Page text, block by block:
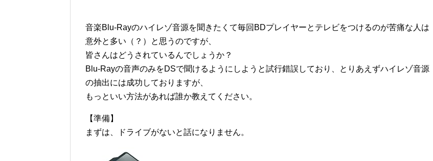
音楽Blu-Rayのハイレゾ音源を聞きたくて毎回BDプレイヤーとテレビをつけるのが苦痛な人は
意外と多い（？）と思うのですが、
皆さんはどうされているんでしょうか？
Blu-Rayの音声のみをDSで聞けるようにしようと試行錯誤しており、とりあえずハイレゾ音源
の抽出には成功しておりますが、
もっといい方法があれば誰か教えてください。
【準備】
まずは、ドライブがないと話になりません。